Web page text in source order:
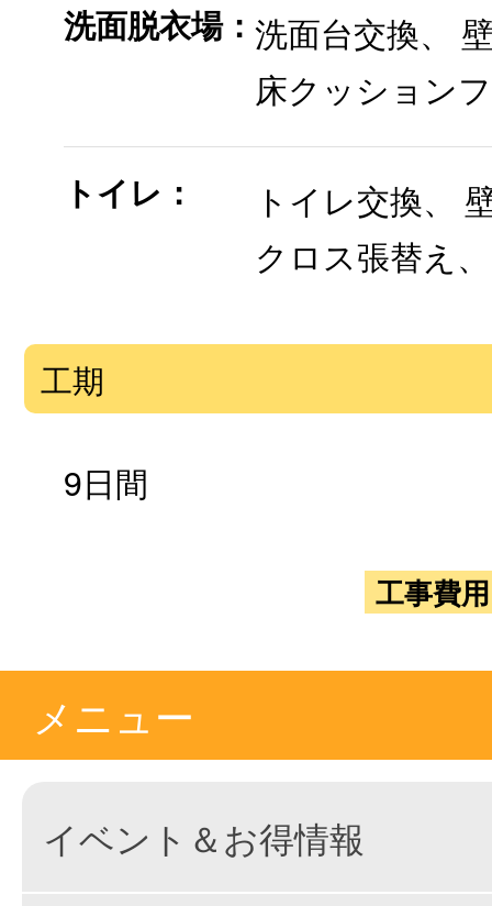
洗面脱衣場：洗面台交換、
床クッション
トイレ：
トイレ交換、
クロス張替え
工期
9日間
工事費用
メニュー
イベント＆お得情報